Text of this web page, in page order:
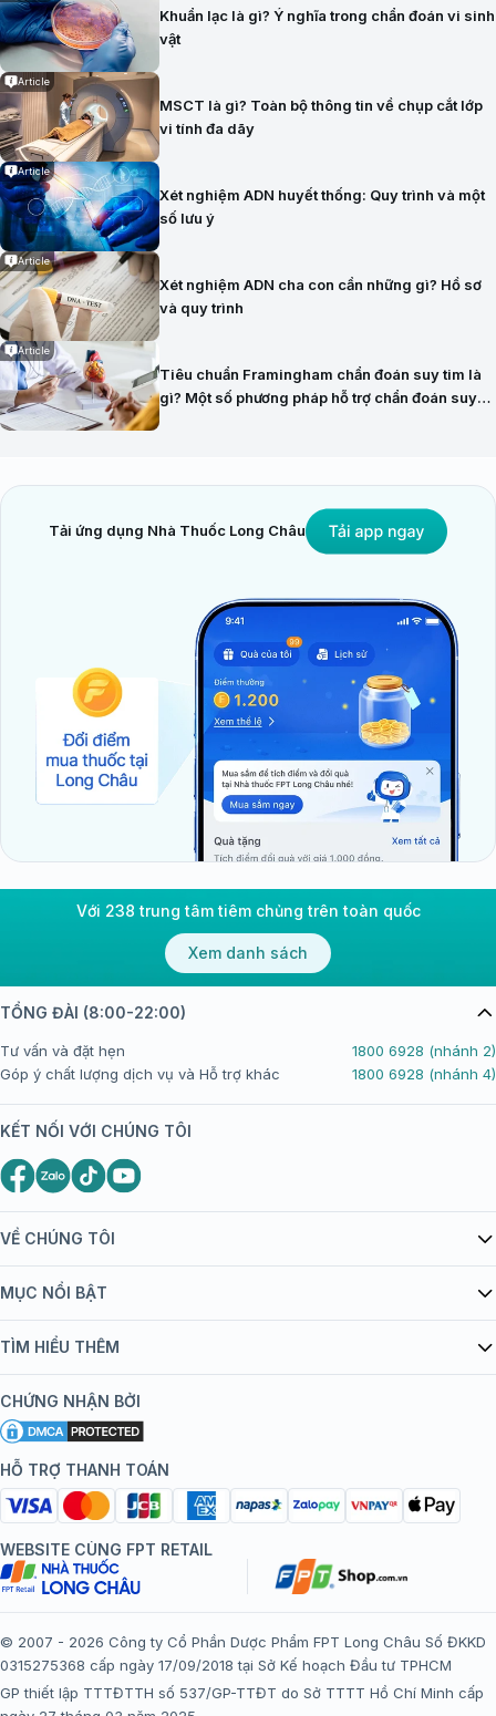
Khuẩn lạc là gì? Ý nghĩa trong chẩn đoán vi sinh
vật
Article
MSCT là gì? Toàn bộ thông tin về chụp cắt lớp
vi tính đa dãy
Article
Xét nghiệm ADN huyết thống: Quy trình và một
số lưu ý
Article
Xét nghiệm ADN cha con cần những gì? Hồ sơ
và quy trình
Article
Tiêu chuẩn Framingham chẩn đoán suy tim là
gì? Một số phương pháp hỗ trợ chẩn đoán suy
Tải ứng dụng Nhà Thuốc Long Châu
Với 238 trung tâm tiêm chủng trên toàn quốc
Xem danh sách
VỀ CHÚNG TÔI
Giới thiệu Tiêm Chủng FPT Long Châu
bán hàng
Chính sách nội dung
Chính sách bảo mật
Chính sách bảo mật dữ liệu cá nhân
Chính sách thanh toán
Chính sách đổi trả gói, mũi tiêm tại trung tâm tiêm chủng
FPT Long Châu
Thể lệ chương trình “Tích điểm nhận đặc quyền”
MỤC NỔI BẬT
Danh mục vắc xin
Đội ngũ bác sĩ, chuyên gia
Hệ thống trung tâm tiêm chủng
TÌM HIỂU THÊM
Khuyến mãi
Tôi nên tiêm gì?
Tiêm chủng đi nước ngoài
CHỨNG NHẬN BỞI
HỖ TRỢ THANH TOÁN
TỔNG ĐÀI (8:00-22:00)
Tư vấn và đặt hẹn
1800 6928 (nhánh 2)
Góp ý chất lượng dịch vụ và Hỗ trợ khác
1800 6928 (nhánh 4)
KẾT NỐI VỚI CHÚNG TÔI
WEBSITE CÙNG FPT RETAIL
© 2007 - 2026 Công ty Cổ Phần Dược Phẩm FPT Long Châu Số ĐKKD
0315275368 cấp ngày 17/09/2018 tại Sở Kế hoạch Đầu tư TPHCM
GP thiết lập TTTĐTTH số 537/GP-TTĐT do Sở TTTT Hồ Chí Minh cấp